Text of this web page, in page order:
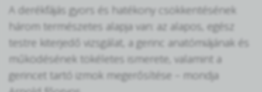
A derékfájás gyors és hatékony csökkentésének
három természetes alapja van: az alapos, egész
testre kiterjedő vizsgálat, a gerinc anatómiájának és
működésének tökéletes ismerete, valamint a
gerincet tartó izmok megerősítése – mondja